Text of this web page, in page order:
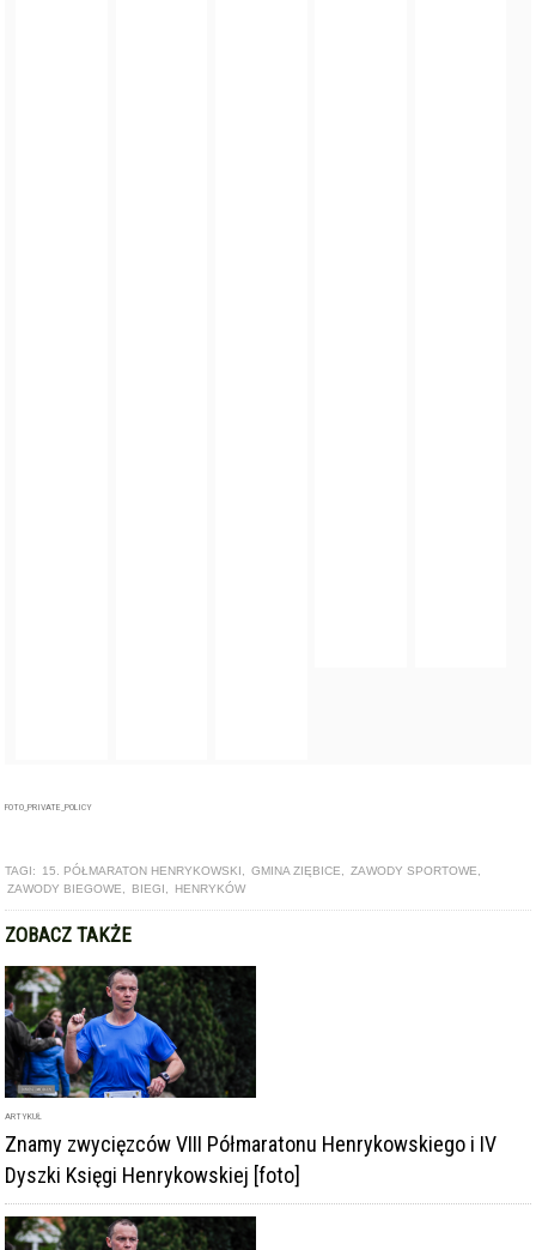
FOTO_PRIVATE_POLICY
TAGI: 15. PÓŁMARATON HENRYKOWSKI GMINA ZIĘBICE ZAWODY SPORTOWE
ZAWODY BIEGOWE
BIEGI HENRYKÓW
ZOBACZ TAKŻE
ARTYKUŁ
Znamy zwycięzców VIII Półmaratonu Henrykowskiego i IV
Dyszki Księgi Henrykowskiej [foto]